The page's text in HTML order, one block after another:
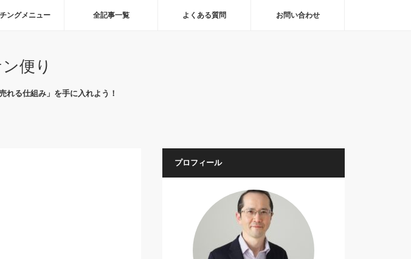
ングメニュー 全記事一覧 よくある質問 お問い合わせ
便り
れる仕組み」を手に入れよう！
プロフィール